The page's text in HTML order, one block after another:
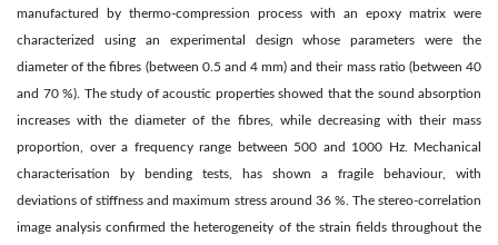
manufactured by thermo-compression process with an epoxy matrix were
characterized using an experimental design whose parameters were the
diameter of the fibres (between 0.5 and 4 mm) and their mass ratio (between 40
and 70 %). The study of acoustic properties showed that the sound absorption
increases with the diameter of the fibres, while decreasing with their mass
proportion, over a frequency range between 500 and 1000 Hz. Mechanical
characterisation by bending tests, has shown a fragile behaviour, with
deviations of stiffness and maximum stress around 36 %. The stereo-correlation
image analysis confirmed the heterogeneity of the strain fields throughout the